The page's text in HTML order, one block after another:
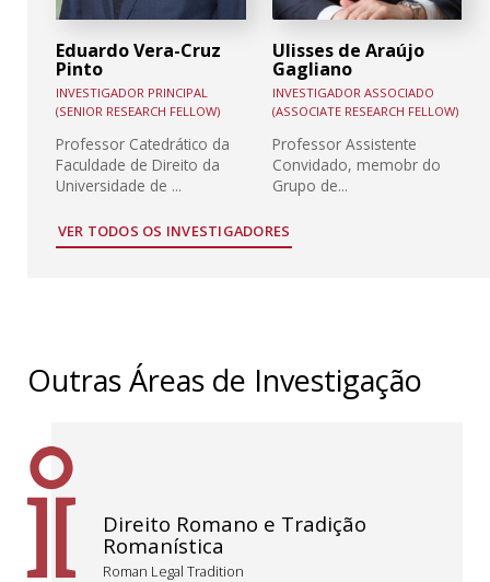
Eduardo Vera-Cruz
Pinto
INVESTIGADOR PRINCIPAL
(SENIOR RESEARCH FELLOW)
Professor Catedrático da
Faculdade de Direito da
Universidade de ...
Ulisses de Araújo
Gagliano
INVESTIGADOR ASSOCIADO
(ASSOCIATE RESEARCH FELLOW)
Professor Assistente
Convidado, memobr do
Grupo de...
VER TODOS OS INVESTIGADORES
Outras Áreas de Investigação
Direito Romano e Tradição
Romanística
Roman Legal Tradition